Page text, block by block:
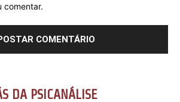
comentar.
DA PSICANÁLISE